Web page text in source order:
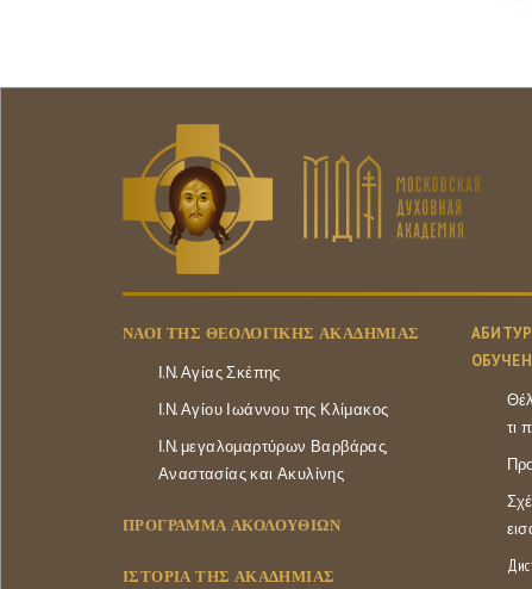
ΝΑΟΊ ΤΗΣ ΘΕΟΛΟΓΙΚΉΣ ΑΚΑΔΗΜΊΑΣ
Ι.Ν. Αγίας Σκέπης
Ι.Ν. Αγίου Ιωάννου της Κλίμακος
Ι.Ν. μεγαλομαρτύρων Βαρβάρας,
Αναστασίας και Ακυλίνης
ΠΡΟΓΡΑΜΜΑ ΑΚΟΛΟΥΘΙΩΝ
ΙΣΤΟΡΊΑ ΤΗΣ ΑΚΑΔΗΜΊΑΣ
τι